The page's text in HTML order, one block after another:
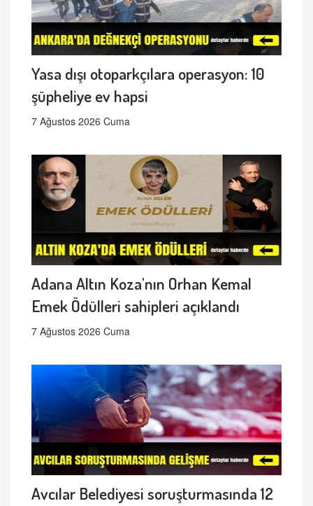
Yasa dışı otoparkçılara operasyon: 10
şüpheliye ev hapsi
7 Ağustos 2026 Cuma
Adana Altın Koza'nın Orhan Kemal
Emek Ödülleri sahipleri açıklandı
7 Ağustos 2026 Cuma
Avcılar Belediyesi soruşturmasında 12